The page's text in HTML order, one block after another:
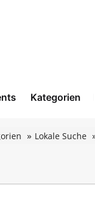
Kategorien
Lokale Suche